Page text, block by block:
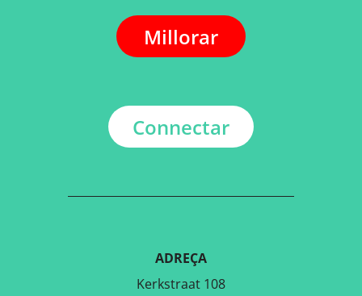
Millorar
Connectar
ADREÇA
Kerkstraat 108